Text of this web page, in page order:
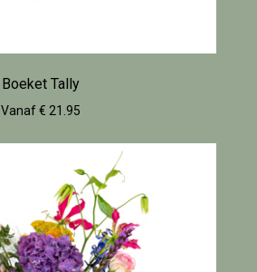
Boeket Tally
Vanaf € 21.95